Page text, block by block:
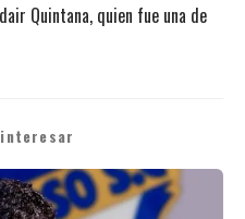
Quintana, quien fue una de
interesar